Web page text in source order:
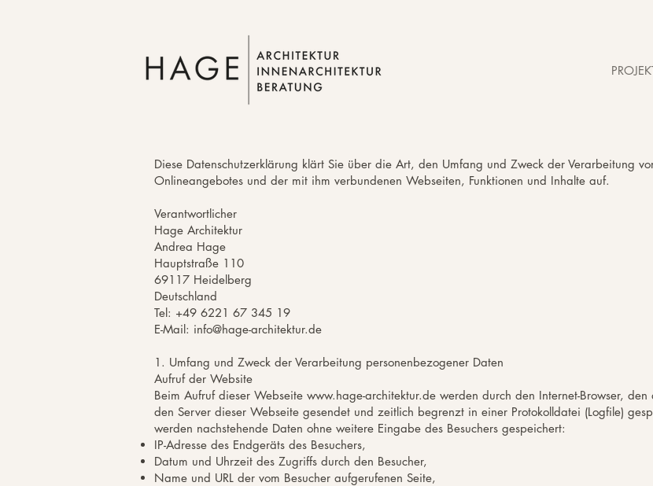
Diese Datenschutzerklärung klärt Sie über die Art, den Umfang und Zweck der Verarbeitung
Onlineangebotes und der mit ihm verbundenen Webseiten, Funktionen und Inhalte auf.
Verantwortlicher
Hage Architektur
Andrea Hage
Hauptstraße 110
69117 Heidelberg
Deutschland
Tel: +49 6221 67 345 19
E-Mail: info@hage-architektur.de
1. Umfang und Zweck der Verarbeitung personenbezogener Daten
Aufruf der Website
Beim Aufruf dieser Webseite www.hage-architektur.de werden durch den Internet-Browser,
den Server dieser Webseite gesendet und zeitlich begrenzt in einer Protokolldatei (Logfile)
werden nachstehende Daten ohne weitere Eingabe des Besuchers gespeichert:
IP-Adresse des Endgeräts des Besuchers,
Datum und Uhrzeit des Zugriffs durch den Besucher,
Name und URL der vom Besucher aufgerufenen Seite,